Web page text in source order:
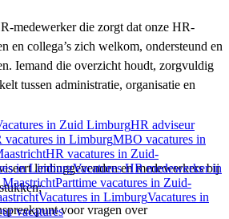
medewerker die zorgt dat onze HR-
en collega’s zich welkom, ondersteund en
Iemand die overzicht houdt, zorgvuldig
tussen administratie, organisatie en
leidinggevenden en medewerkers bij
voor vragen over
in Zuid LimburgHR adviseur
vacatures in LimburgMBO vacatures in
HR vacatures in Zuid-
in LimburgVacatures HR medewerker in
Parttime vacatures in Zuid-
Vacatures in LimburgVacatures in
vacatures